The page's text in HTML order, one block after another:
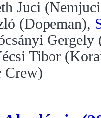
Juci
(Dopeman),
Gergely
Tibor
Crew)